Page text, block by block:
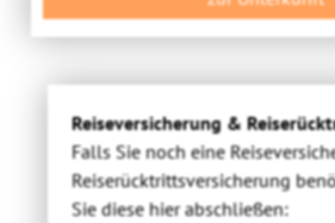
Reiseversicherung &
Falls Sie noch eine
Reiserücktrittsversicherung
Sie diese hier abschließen: